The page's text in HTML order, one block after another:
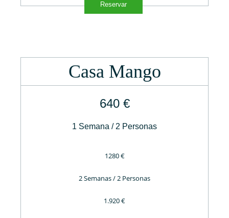
Reservar
Casa Mango
640 €
1 Semana / 2 Personas
1280 €
2 Semanas / 2 Personas
1.920 €